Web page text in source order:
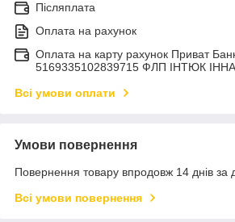
Післяплата
Оплата на рахунок
Оплата на карту рахунок Приват
5169335102839715 ФЛП ІНТЮК ІННА
Всі умови оплати
Умови повернення
Повернення товару впродовж 14 днів за
Всі умови повернення